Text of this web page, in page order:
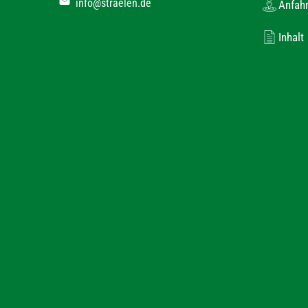
info@straelen.de
Inhalt